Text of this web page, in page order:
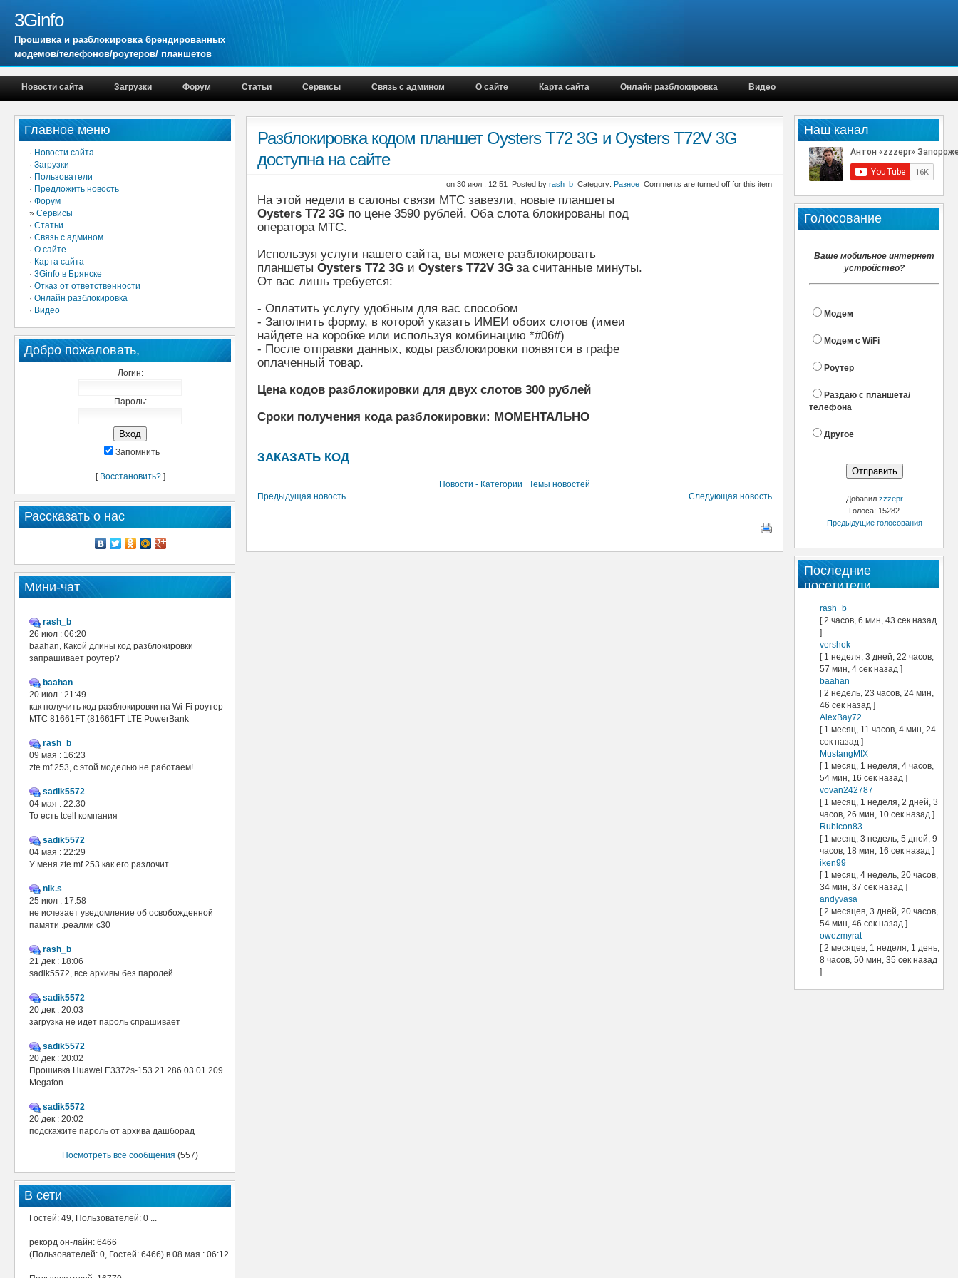
3Ginfo
Прошивка и разблокировка брендированных
модемов/телефонов/роутеров/ планшетов
Новости сайта Загрузки Форум Статьи Сервисы Связь с админом О сайте Карта сайта Онлайн разблокировка Видео
Наш канал
Голосование
Ваше мобильное интернет
устройство?
Модем
Модем с WiFi
Роутер
Раздаю с планшета/
телефона
Другое
Добавил zzzepr
Голоса: 15282
Предыдущие голосования
Последние
посетители
rash_b
[ 2 часов, 6 мин, 43 сек назад
]
vershok
[ 1 неделя, 3 дней, 22 часов,
57 мин, 4 сек назад ]
baahan
[ 2 недель, 23 часов, 24 мин,
46 сек назад ]
AlexBay72
[ 1 месяц, 11 часов, 4 мин, 24
сек назад ]
MustangMIX
[ 1 месяц, 1 неделя, 4 часов,
54 мин, 16 сек назад ]
vovan242787
[ 1 месяц, 1 неделя, 2 дней, 3
часов, 26 мин, 10 сек назад ]
Rubicon83
[ 1 месяц, 3 недель, 5 дней, 9
часов, 18 мин, 16 сек назад ]
iken99
[ 1 месяц, 4 недель, 20 часов,
34 мин, 37 сек назад ]
andyvasa
[ 2 месяцев, 3 дней, 20 часов,
54 мин, 46 сек назад ]
owezmyrat
[ 2 месяцев, 1 неделя, 1 день,
8 часов, 50 мин, 35 сек назад
]
Главное меню
· Новости сайта
· Загрузки
· Пользователи
· Предложить новость
· Форум
» Сервисы
· Статьи
· Связь с админом
· О сайте
· Карта сайта
· 3Ginfo в Брянске
· Отказ от ответственности
· Онлайн разблокировка
· Видео
Добро пожаловать,
Логин:
Пароль:
Запомнить
[ Восстановить?]
Рассказать о нас
Мини-чат
rash_b
26 июл : 06:20
baahan, Какой длины код разблокировки
запрашивает роутер?
baahan
20 июл : 21:49
как получить код разблокировки на Wi-Fi роутер
МТС 81661FT (81661FT LTE PowerBank
rash_b
09 мая : 16:23
zte mf 253, с этой моделью не работаем!
sadik5572
04 мая : 22:30
То есть tcell компания
sadik5572
04 мая : 22:29
У меня zte mf 253 как его разлочит
nik.s
25 июл : 17:58
не исчезает уведомление об освобожденной
памяти .реалми с30
rash_b
21 дек : 18:06
sadik5572, все архивы без паролей
sadik5572
20 дек : 20:03
загрузка не идет пароль спрашивает
sadik5572
20 дек : 20:02
Прошивка Huawei E3372s-153 21.286.03.01.209
Megafon
sadik5572
20 дек : 20:02
подскажите пароль от архива дашборад
Посмотреть все сообщения (557)
В сети
Гостей: 49, Пользователей: 0 ...
рекорд он-лайн: 6466
(Пользователей: 0, Гостей: 6466) в 08 мая : 06:12
Разблокировка кодом планшет Oysters T72 3G и Oysters T72V 3G
доступна на сайте
on 30 июл : 12:51 Posted by rash_b Category: Разное Comments are turned off for this item
На этой недели в салоны связи МТС завезли, новые планшеты
Oysters T72 3G по цене 3590 рублей. Оба слота блокированы под
оператора МТС.
Используя услуги нашего сайта, вы можете разблокировать
планшеты Oysters T72 3G и Oysters T72V 3G за считанные минуты.
От вас лишь требуется:
- Оплатить услугу удобным для вас способом
- Заполнить форму, в которой указать ИМЕИ обоих слотов (имеи
найдете на коробке или используя комбинацию *#06#)
- После отправки данных, коды разблокировки появятся в графе
оплаченный товар.
Цена кодов разблокировки для двух слотов 300 рублей
Сроки получения кода разблокировки: МОМЕНТАЛЬНО
ЗАКАЗАТЬ КОД
Новости - Категории
Темы новостей
Предыдущая новость
Следующая новость